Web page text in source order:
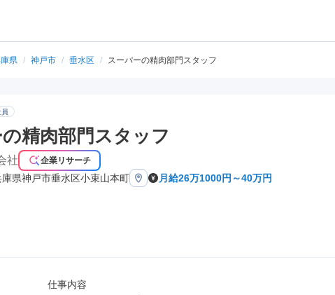
県 / 神戸市 / 垂水区 / スーパーの精肉部門スタッフ
精肉部門スタッフ
社 企業リサーチ
県神戸市垂水区小束山本町 月給26万1000円～40万円
仕事内容